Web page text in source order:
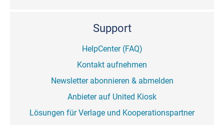
Support
HelpCenter (FAQ)
Kontakt aufnehmen
Newsletter abonnieren & abmelden
Anbieter auf United Kiosk
Lösungen für Verlage und Kooperationspartner